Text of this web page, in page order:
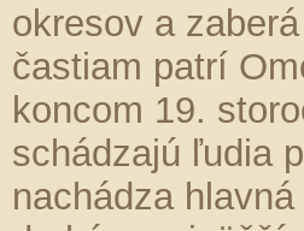
okresov a
častiam patrí
koncom 19.
schádzajú ľudia
nachádza